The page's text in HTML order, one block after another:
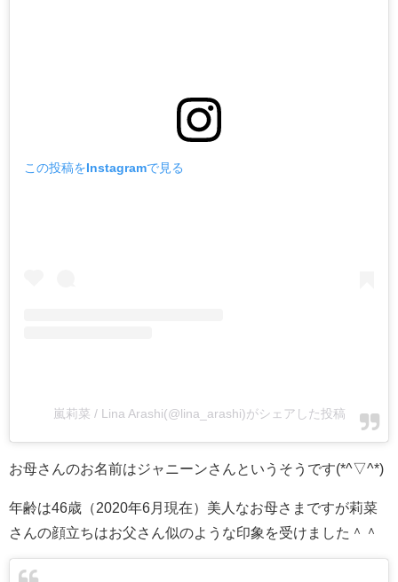
この投稿をInstagramで見る
嵐莉菜 / Lina Arashi(@lina_arashi)がシェアした投稿
お母さんのお名前はジャニーンさんというそうです(*^▽^*)
年齢は46歳（2020年6月現在）美人なお母さまですが莉菜
さんの顔立ちはお父さん似のような印象を受けました＾＾